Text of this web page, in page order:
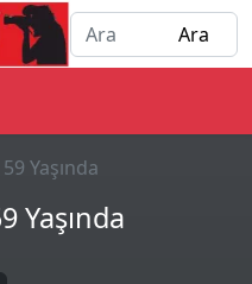
Yaşında
Yaşında